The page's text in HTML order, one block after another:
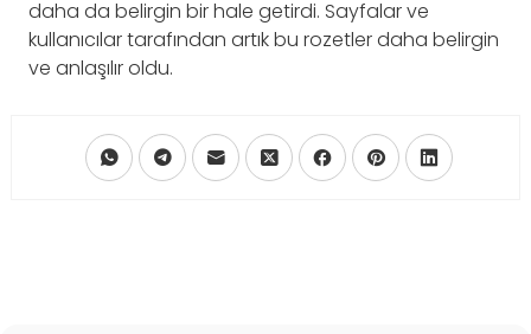
daha da belirgin bir hale getirdi. Sayfalar ve
kullanıcılar tarafından artık bu rozetler daha belirgin
ve anlaşılır oldu.